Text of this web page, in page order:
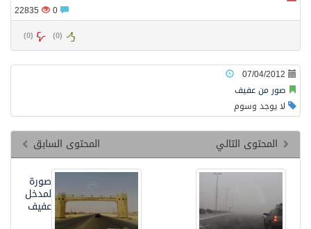
22835
(
0
) (
0
)
07/04/2012
صور من عفيف
لا يوجد وسوم
المحتوى السابق
المحتوى التالي
صورة
لمدخل
عفيف